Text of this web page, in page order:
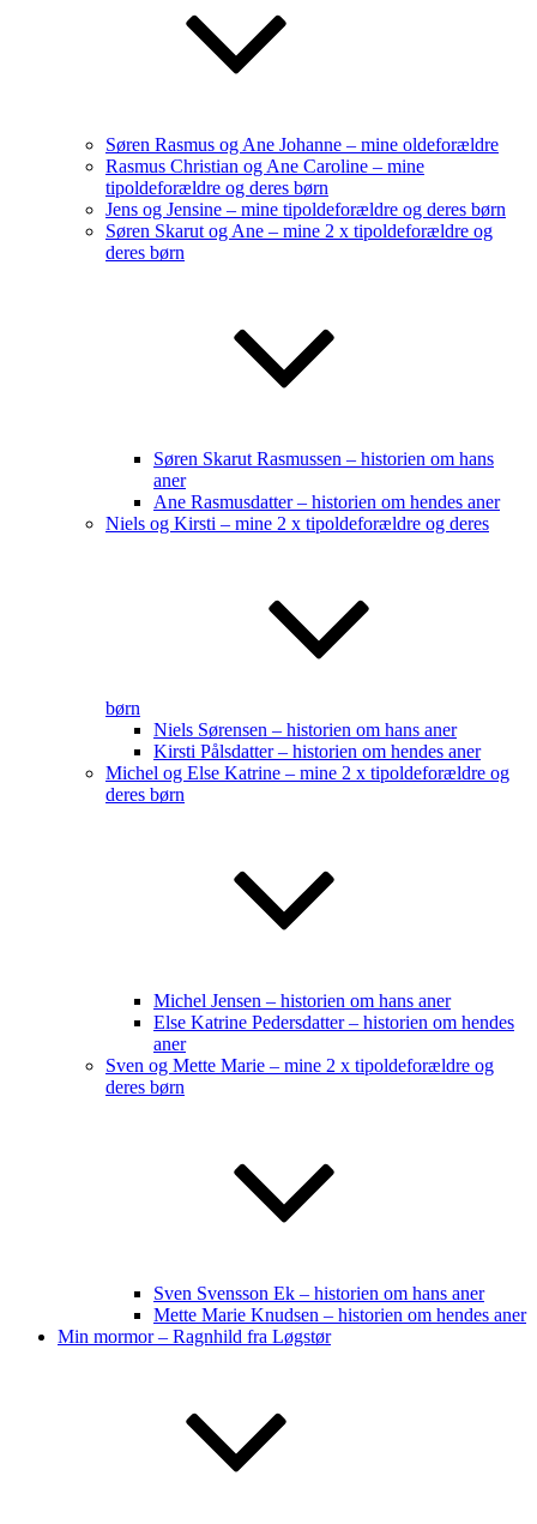
Søren Rasmus og Ane Johanne – mine oldeforældre
Rasmus Christian og Ane Caroline – mine
tipoldeforældre og deres børn
Jens og Jensine – mine tipoldeforældre og deres børn
Søren Skarut og Ane – mine 2 x tipoldeforældre og
deres børn
Søren Skarut Rasmussen – historien om hans
aner
Ane Rasmusdatter – historien om hendes aner
Niels og Kirsti – mine 2 x tipoldeforældre og deres
børn
Niels Sørensen – historien om hans aner
Kirsti Pålsdatter – historien om hendes aner
Michel og Else Katrine – mine 2 x tipoldeforældre og
deres børn
Michel Jensen – historien om hans aner
Else Katrine Pedersdatter – historien om hendes
aner
Sven og Mette Marie – mine 2 x tipoldeforældre og
deres børn
Sven Svensson Ek – historien om hans aner
Mette Marie Knudsen – historien om hendes aner
Min mormor – Ragnhild fra Løgstør